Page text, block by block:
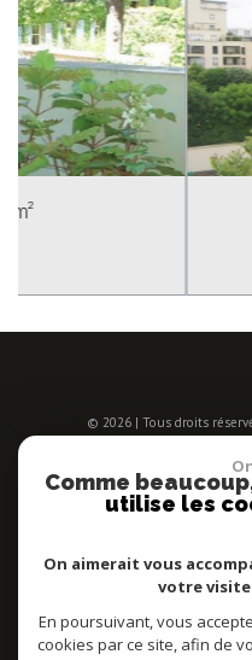
© 2026 | Tous droits
Adhérent
Comme
utilise les
On aimerait vous
votre
En poursuivant, vous
cookies par ce site, afin de